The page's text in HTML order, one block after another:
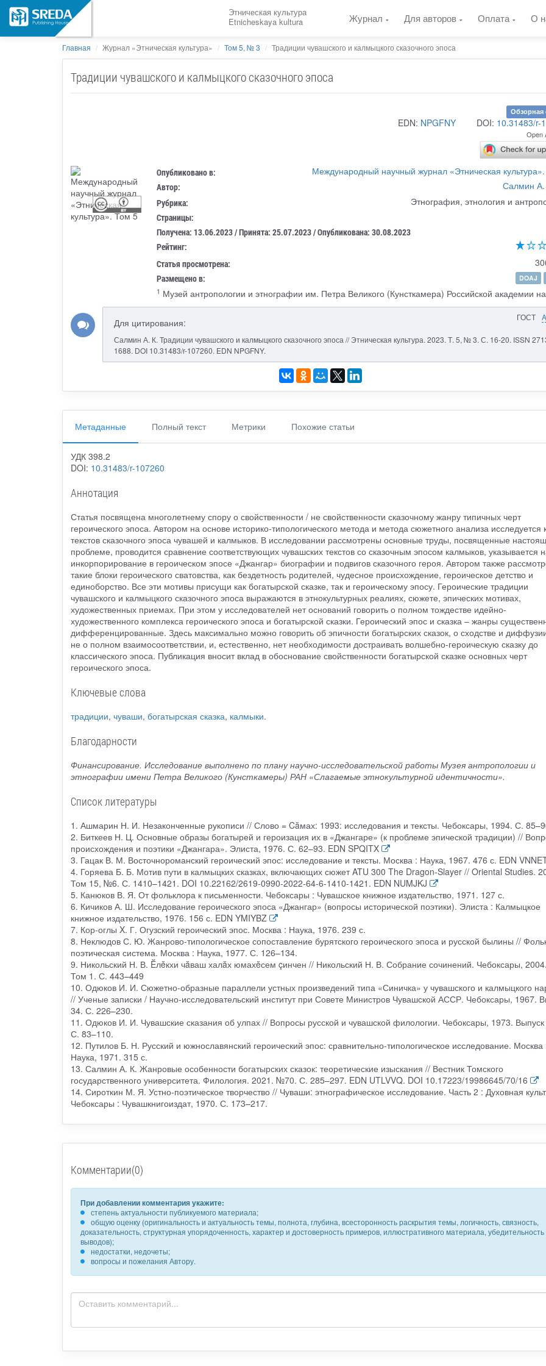
Этническая культура
Etnicheskaya kultura
Журнал Для авторов Оплата О
Главная Журнал «Этническая культура» Том 5, № 3 Традиции чувашского и калмыцкого сказочного эпоса
Традиции чувашского и калмыцкого сказочного эпоса
Обзорная
EDN: NPGFNY DOI: 10.31483/r-
Open
Опубликовано в: Международный научный журнал «Этническая
Автор: Салмин А.
Рубрика: Этнография, этнология и
Страницы:
Получена: 13.06.2023 / Принята: 25.07.2023 / Опубликована: 30.08.2023
Рейтинг:
Статья просмотрена:
Размещено в: DOAJ
1 Музей антропологии и этнографии им. Петра Великого (Кунсткамера) Российской академии
ГОСТ
Для цитирования:
Салмин А. К. Традиции чувашского и калмыцкого сказочного эпоса // Этническая культура. 2023. Т. 5, № 3. С. 16-20. ISSN
1688. DOI 10.31483/r-107260. EDN NPGFNY.
Метаданные Полный текст Метрики Похожие статьи
УДК 398.2
DOI: 10.31483/r-107260
Аннотация
Статья посвящена многолетнему спору о свойственности / не свойственности сказочному жанру типичных черт
героического эпоса. Автором на основе историко-типологического метода и метода сюжетного анализа исследуется
текстов сказочного эпоса чувашей и калмыков. В исследовании рассмотрены основные труды, посвященные
проблеме, проводится сравнение соответствующих чувашских текстов со сказочным эпосом калмыков, указывается
инкорпорирование в героическом эпосе «Джангар» биографии и подвигов сказочного героя. Автором также
такие блоки героического сватовства, как бездетность родителей, чудесное происхождение, героическое детство и
единоборство. Все эти мотивы присущи как богатырской сказке, так и героическому эпосу. Героические традиции
чувашского и калмыцкого сказочного эпоса выражаются в этнокультурных реалиях, сюжете, эпических мотивах,
художественных приемах. При этом у исследователей нет оснований говорить о полном тождестве идейно-
художественного комплекса героического эпоса и богатырской сказки. Героический эпос и сказка – жанры
дифференцированные. Здесь максимально можно говорить об эпичности богатырских сказок, о сходстве и
не о полном взаимосоответствии, и, естественно, нет необходимости достраивать волшебно-героическую сказку до
классического эпоса. Публикация вносит вклад в обоснование свойственности богатырской сказке основных черт
героического эпоса.
Ключевые слова
традиции, чуваши, богатырская сказка, калмыки.
Благодарности
Финансирование. Исследование выполнено по плану научно-исследовательской работы Музея антропологии и
этнографии имени Петра Великого (Кунсткамеры) РАН «Слагаемые этнокультурной идентичности».
Список литературы
1. Ашмарин Н. И. Незаконченные рукописи // Слово = Căмах: 1993: исследования и тексты. Чебоксары, 1994. С.
2. Биткеев Н. Ц. Основные образы богатырей и героизация их в «Джангаре» (к проблеме эпической традиции) //
происхождения и поэтики «Джангара». Элиста, 1976. С. 62–93. EDN SPQITX
3. Гацак В. М. Восточнороманский героический эпос: исследование и тексты. Москва : Наука, 1967. 476 с. EDN
4. Горяева Б. Б. Мотив пути в калмыцких сказках, включающих сюжет ATU 300 The Dragon-Slayer // Oriental Studies.
Том 15, №6. С. 1410–1421. DOI 10.22162/2619-0990-2022-64-6-1410-1421. EDN NUMJKJ
5. Канюков В. Я. От фольклора к письменности. Чебоксары : Чувашское книжное издательство, 1971. 127 с.
6. Кичиков А. Ш. Исследование героического эпоса «Джангар» (вопросы исторической поэтики). Элиста : Калмыцкое
книжное издательство, 1976. 156 с. EDN YMIYBZ
7. Кор-оглы X. Г. Огузский героический эпос. Москва : Наука, 1976. 239 с.
8. Неклюдов С. Ю. Жанрово-типологическое сопоставление бурятского героического эпоса и русской былины //
поэтическая система. Москва : Наука, 1977. С. 126–134.
9. Никольский Н. В. Ĕлĕкхи чăваш халăх юмахĕсем çинчен // Никольский Н. В. Собрание сочинений. Чебоксары, 2004.
Том 1. С. 443–449
10. Одюков И. И. Сюжетно-образные параллели устных произведений типа «Синичка» у чувашского и калмыцкого
// Ученые записки / Научно-исследовательский институт при Совете Министров Чувашской АССР. Чебоксары, 1967.
34. С. 226–230.
11. Одюков И. И. Чувашские сказания об улпах // Вопросы русской и чувашской филологии. Чебоксары, 1973. Выпуск
С. 83–110.
12. Путилов Б. Н. Русский и южнославянский героический эпос: сравнительно-типологическое исследование. Москва
Наука, 1971. 315 с.
13. Салмин А. К. Жанровые особенности богатырских сказок: теоретические изыскания // Вестник Томского
государственного университета. Филология. 2021. №70. С. 285–297. EDN UTLVVQ. DOI 10.17223/19986645/70/16
14. Сироткин М. Я. Устно-поэтическое творчество // Чуваши: этнографическое исследование. Часть 2 : Духовная
Чебоксары : Чувашкнигоиздат, 1970. С. 173–217.
Комментарии(0)
При добавлении комментария укажите:
степень актуальности публикуемого материала;
общую оценку (оригинальность и актуальность темы, полнота, глубина, всесторонность раскрытия темы, логичность, связность,
доказательность, структурная упорядоченность, характер и достоверность примеров, иллюстративного материала, убедительность
выводов);
недостатки, недочеты;
вопросы и пожелания Автору.